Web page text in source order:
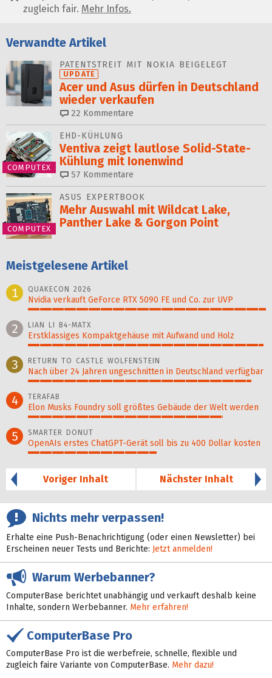
zugleich fair. Mehr Infos.
Verwandte Artikel
PATENTSTREIT MIT NOKIA BEIGELEGT
UPDATE
Acer und Asus dürfen in Deutschland
wieder verkaufen
22 Kommentare
COMPUTEX
EHD-KÜHLUNG
Ventiva zeigt lautlose Solid-State-
Kühlung mit Ionenwind
57 Kommentare
COMPUTEX
ASUS EXPERTBOOK
Mehr Auswahl mit Wildcat Lake,
Panther Lake & Gorgon Point
Meistgelesene Artikel
1
QUAKECON 2026
Nvidia verkauft GeForce RTX 5090 FE und Co. zur UVP
100%
2 LIAN LI B4-MATX
Erstklassiges Kompaktgehäuse mit Aufwand und Holz
99%
3 RETURN TO CASTLE WOLFENSTEIN
Nach über 24 Jahren ungeschnitten in Deutschland verfügbar
94%
4 TERAFAB
Elon Musks Foundry soll größ­tes Gebäude der Welt werden
82%
5 SMARTER DONUT
OpenAIs erstes ChatGPT-Gerät soll bis zu 400 Dollar kosten
54%
Voriger Inhalt
Nächster Inhalt
Nichts mehr verpassen!
Erhalte eine Push-Benachrichtigung (oder einen Newsletter) bei
Erscheinen neuer Tests und Berichte: Jetzt anmelden!
Warum Werbebanner?
ComputerBase berichtet unabhängig und verkauft deshalb keine
Inhalte, sondern Werbebanner. Mehr erfahren!
ComputerBase Pro
ComputerBase Pro ist die werbefreie, schnelle, flexible und
zugleich faire Variante von ComputerBase. Mehr dazu!